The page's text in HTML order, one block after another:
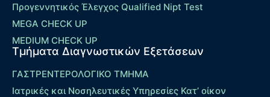
Προγεννητικός Έλεγχος Qualified Nipt Test
MEGA CHECK UP
MEDIUM CHECK UP
Τμήματα Διαγνωστικών Εξετάσεων
ΓΑΣΤΡΕΝΤΕΡΟΛΟΓΙΚΟ ΤΜΗΜΑ
Ιατρικές και Νοσηλευτικές Υπηρεσίες Κατ’ οίκον